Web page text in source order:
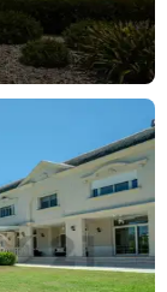
los
Todas
y
cuyos
propiedad se
con rampa para
para
del propietario.
del título o plano